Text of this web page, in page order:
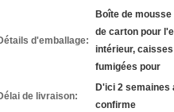
d'emballage:
Boîte de
de carton pour
intérieur,
fumigées pour
de livraison:
D'ici 2 semaines
confirme